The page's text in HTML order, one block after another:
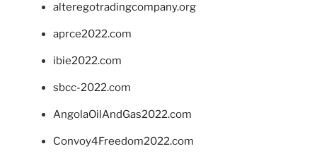
alteregotradingcompany.org
aprce2022.com
ibie2022.com
sbcc-2022.com
AngolaOilAndGas2022.com
Convoy4Freedom2022.com